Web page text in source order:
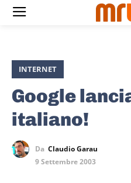
INTERNET
Google
italiano!
Da Claudio Garau
9 Settembre 2003